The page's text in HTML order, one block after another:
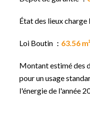
État des lieux
Loi Boutin 63.56 m²
Montant estimé des
pour un usage
l'énergie de l'année